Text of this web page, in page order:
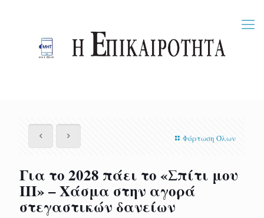
Φόρτωση Όλων
Για το 2028 πάει το «Σπίτι μου
ΙΙΙ» – Χάσμα στην αγορά
στεγαστικών δανείων